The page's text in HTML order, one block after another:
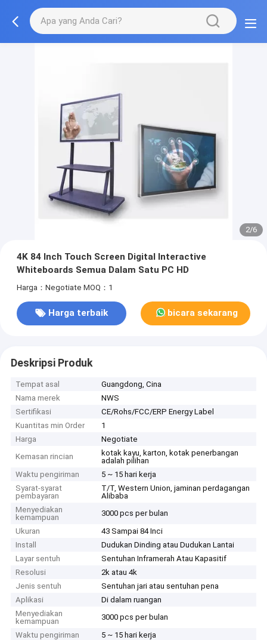
3/6
4K 84 Inch Touch Screen Digital Interactive
Whiteboards Semua Dalam Satu PC HD
Harga：Negotiate MOQ：1
Harga terbaik bicara sekarang
Deskripsi Produk
Tempat asal
Guangdong, Cina
Nama merek
NWS
Sertifikasi
CE/Rohs/FCC/ERP Energy Label
Kuantitas min Order
1
Harga
Negotiate
Kemasan rincian
kotak kayu, karton, kotak penerbangan
adalah pilihan
Waktu pengiriman
5 ~ 15 hari kerja
Syarat-syarat
pembayaran
T/T, Western Union, jaminan perdagangan
Alibaba
Menyediakan
kemampuan
3000 pcs per bulan
Ukuran
43 Sampai 84 Inci
Install
Dudukan Dinding atau Dudukan Lantai
Layar sentuh
Sentuhan Inframerah Atau Kapasitif
Resolusi
2k atau 4k
Jenis sentuh
Sentuhan jari atau sentuhan pena
Aplikasi
Di dalam ruangan
Menyediakan
kemampuan
3000 pcs per bulan
Waktu pengiriman
5 ~ 15 hari kerja